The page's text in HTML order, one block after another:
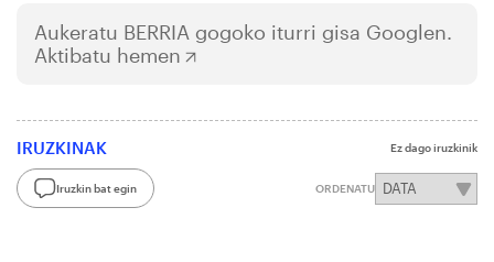
Aukeratu BERRIA gogoko iturri gisa Googlen.
Aktibatu hemen
IRUZKINAK Ez dago iruzkinik
Iruzkin bat egin ORDENATU